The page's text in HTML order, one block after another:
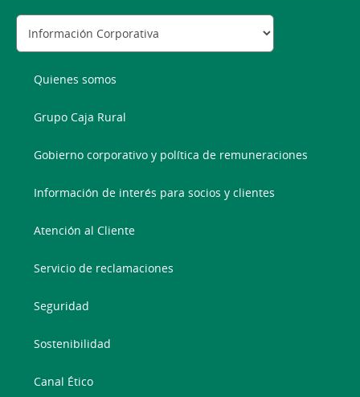
Quienes somos
Grupo Caja Rural
Gobierno corporativo y política de remuneraciones
Información de interés para socios y clientes
Atención al Cliente
Servicio de reclamaciones
Seguridad
Sostenibilidad
Canal Ético